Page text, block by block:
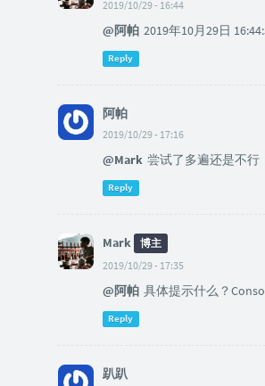
2019/10/29 - 16:44
@阿帕 2019年10月29日
Reply
阿帕
2019/10/29 - 17:16
@Mark 尝试了多遍还是不行
Reply
Mark
博主
2019/10/29 - 17:35
@阿帕 具体提示什么？
Reply
趴趴